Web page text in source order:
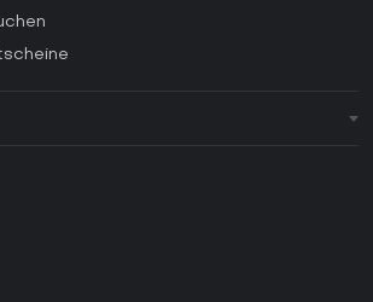
Steam CD Key?
Epic Games CD Key?
GOG CD Key?